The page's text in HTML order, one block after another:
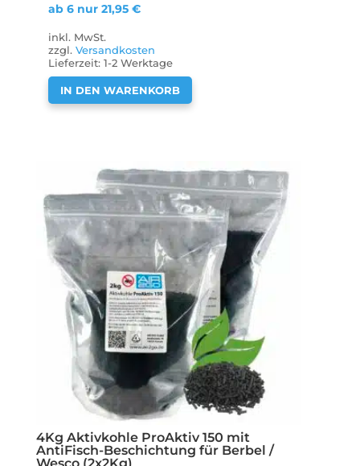
ab 6 nur 21,95 €
inkl. MwSt.
zzgl. Versandkosten
Lieferzeit: 1-2 Werktage
IN DEN WARENKORB
4Kg Aktivkohle ProAktiv 150 mit
AntiFisch-Beschichtung für Berbel /